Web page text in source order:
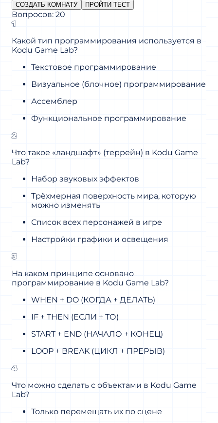
СОЗДАТЬ КОМНАТУ ПРОЙТИ ТЕСТ
Вопросов: 20
1
Какой тип программирования используется в
Kodu Game Lab?
Текстовое программирование
Визуальное (блочное) программирование
Ассемблер
Функциональное программирование
2
Что такое «ландшафт» (террейн) в Kodu Game
Lab?
Набор звуковых эффектов
Трёхмерная поверхность мира, которую
можно изменять
Список всех персонажей в игре
Настройки графики и освещения
3
На каком принципе основано
программирование в Kodu Game Lab?
WHEN + DO (КОГДА + ДЕЛАТЬ)
IF + THEN (ЕСЛИ + ТО)
START + END (НАЧАЛО + КОНЕЦ)
LOOP + BREAK (ЦИКЛ + ПРЕРЫВ)
4
Что можно сделать с объектами в Kodu Game
Lab?
Только перемещать их по сцене